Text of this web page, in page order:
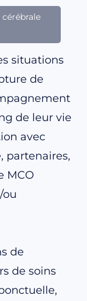
situations
de
de leur vie
avec
partenaires,
MCO
ou
de
de soins